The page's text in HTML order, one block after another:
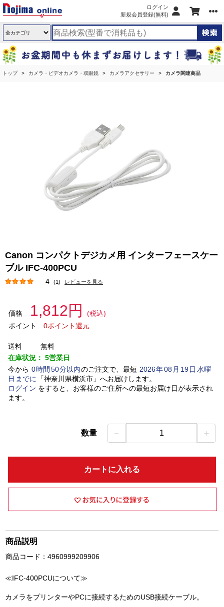
ログイン
新規会員登録(無料)
トップ カメラ・ビデオカメラ・双眼鏡 カメラアクセサリー カメラ関連商品
Canon コンパクトデジカメ用 インターフェースケー
ブル IFC-400PCU
4 (1) レビューを見る
価格 1,812円
(税込)
ポイント
0ポイント還元
送料
無料
在庫状況： 5営業日
今から 0時間 50分以内のご注文で、最短 2026年08 月 19日水曜
日 までに 「神奈川県横浜市」 へお届けします。
ログイン をすると、お客様のご住所への最短お届け日が表示され
ます。
数量 － 1 ＋
カートに入れる
商品説明
商品コード：4960999209906
≪IFC-400PCUについて≫
カメラをプリンターやPCに接続するためのUSB接続ケーブル。